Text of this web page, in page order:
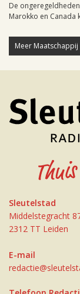
De
Marokko en Canada
Meer Maatschappij
Sleutelstad
Middelstegracht
2312 TT Leiden
E-mail